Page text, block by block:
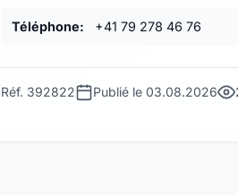
Téléphone: +41 79 278 46 76
Réf. 392822 Publié le 03.08.2026